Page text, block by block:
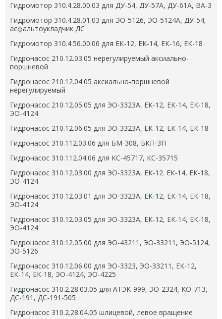
Гидромотор 310.4.28.00.03 для ДУ-54, ДУ-57А, ДУ-61А, ВА-3
Гидромотор 310.4.28.01.03 для ЭО-5126, ЭО-5124А, ДУ-54,
асфальтоукладчик ДС
Гидромотор 310.4.56.00.06 для ЕК-12, ЕК-14, ЕК-16, ЕК-18
Гидронасос 210.12.03.05 нерегулируемый аксиально-
поршневой
Гидронасос 210.12.04.05 аксиально-поршневой
нерегулируемый
Гидронасос 210.12.05.05 для ЭО-3323А, ЕК-12, ЕК-14, ЕК-18,
ЭО-4124
Гидронасос 210.12.06.05 для ЭО-3323А, ЕК-12, ЕК-14, ЕК-18
Гидронасос 310.112.03.06 для БМ-308, БКП-3П
Гидронасос 310.112.04.06 для КС-45717, КС-35715
Гидронасос 310.12.03.00 для ЭО-3323А, ЕК-12. ЕК-14, ЕК-18,
ЭО-4124
Гидронасос 310.12.03.01 для ЭО-3323А, ЕК-12, ЕК-14, ЕК-18,
ЭО-4124
Гидронасос 310.12.03.05 для ЭО-3323А, ЕК-12, ЕК-14, ЕК-18,
ЭО-4124
Гидронасос 310.12.05.00 для ЭО-43211, ЭО-33211, ЭО-5124,
ЭО-5126
Гидронасос 310.12.06.00 для ЭО-3323, ЭО-33211, ЕК-12,
ЕК-14, ЕК-18, ЭО-4124, ЭО-4225
Гидронасос 310.2.28.03.05 для АТЭК-999, ЭО-2324, КО-713,
ДС-191, ДС-191-505
Гидронасос 310.2.28.04.05 шлицевой, левое вращение